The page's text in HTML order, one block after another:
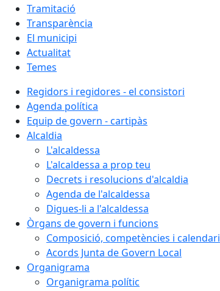
Tramitació
Transparència
El municipi
Actualitat
Temes
Regidors i regidores - el consistori
Agenda política
Equip de govern - cartipàs
Alcaldia
L'alcaldessa
L'alcaldessa a prop teu
Decrets i resolucions d'alcaldia
Agenda de l'alcaldessa
Digues-li a l'alcaldessa
Òrgans de govern i funcions
Composició, competències i calendari
Acords Junta de Govern Local
Organigrama
Organigrama polític